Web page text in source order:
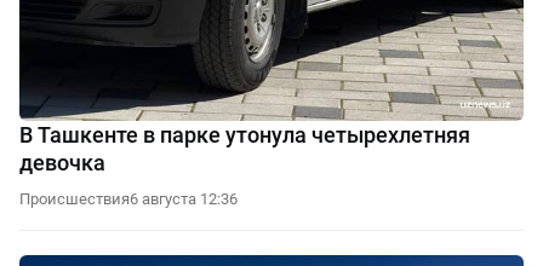
В Ташкенте в парке утонула четырехлетняя
девочка
Происшествия6 августа 12:36